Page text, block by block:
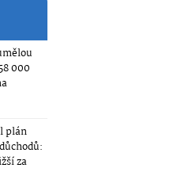
000
plán
za